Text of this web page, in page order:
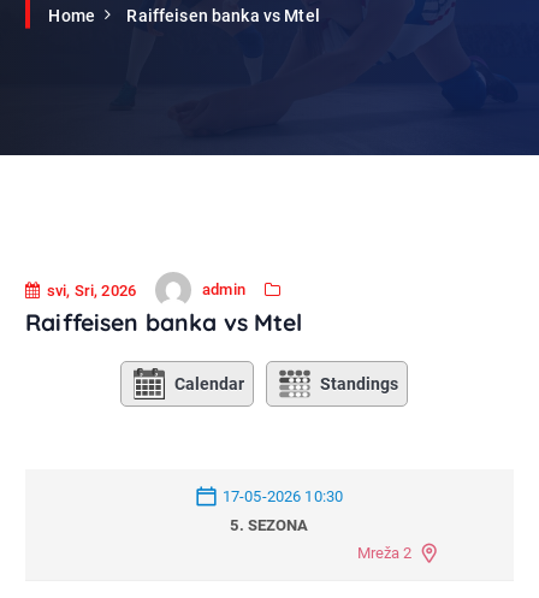
Home Raiffeisen banka vs Mtel
svi, Sri, 2026 admin
Raiffeisen banka vs Mtel
Calendar Standings
17-05-2026 10:30
5. SEZONA
Mreža 2